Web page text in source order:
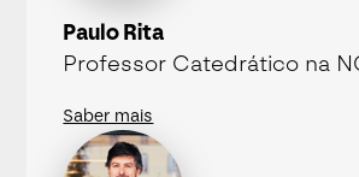
Paulo Rita
Professor Catedrático na
Saber mais